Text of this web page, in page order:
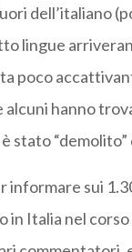
dell’italiano
lingue
poco
alcuni hanno
stato
informare sui
in Italia nel